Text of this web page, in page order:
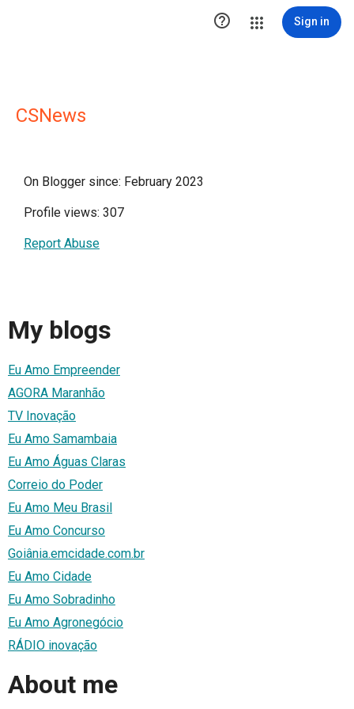
 Sign in
CSNews
On Blogger since: February 2023
Profile views: 307
Report Abuse
My blogs
Eu Amo Empreender
AGORA Maranhão
TV Inovação
Eu Amo Samambaia
Eu Amo Águas Claras
Correio do Poder
Eu Amo Meu Brasil
Eu Amo Concurso
Goiânia.emcidade.com.br
Eu Amo Cidade
Eu Amo Sobradinho
Eu Amo Agronegócio
RÁDIO inovação
About me